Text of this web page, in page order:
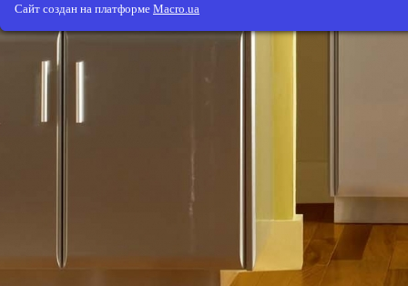
Сайт создан на платформе Macro.ua